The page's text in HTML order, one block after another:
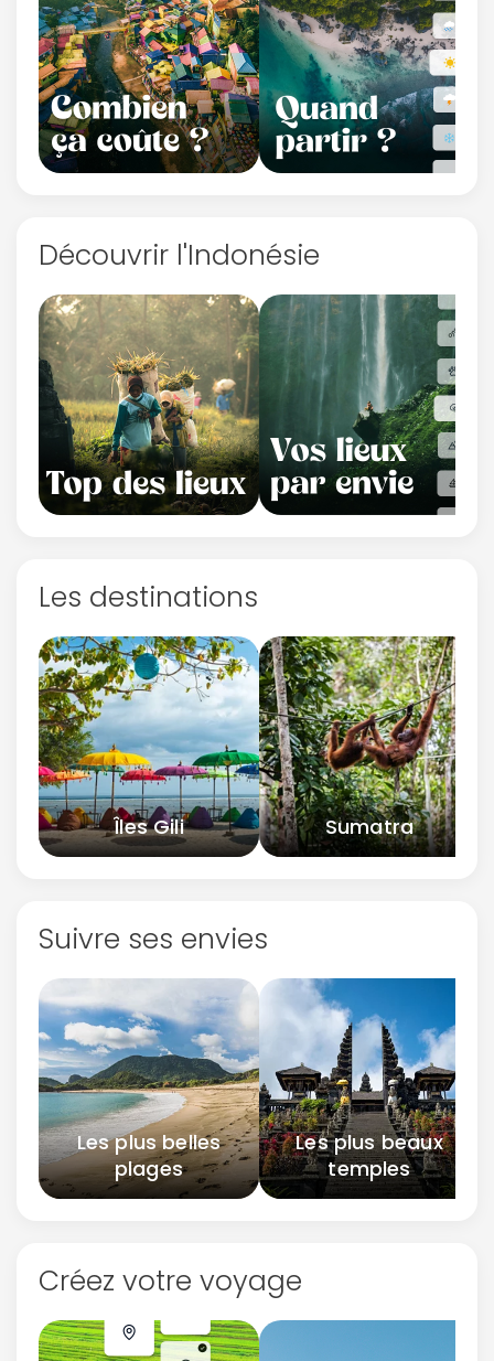
Découvrir l'Indonésie
Les destinations
Îles Gili Sumatra
Suivre ses envies
Les plus belles
plages
Les plus beaux
temples
Créez votre voyage